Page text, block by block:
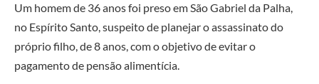
Um homem de 36 anos foi preso em São Gabriel da Palha,
no Espírito Santo, suspeito de planejar o assassinato do
próprio filho, de 8 anos, com o objetivo de evitar o
pagamento de pensão alimentícia.